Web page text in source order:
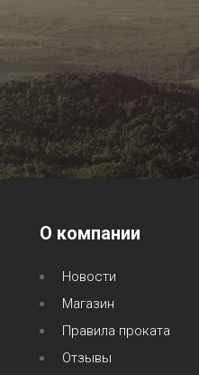
О компании
Новости
Магазин
Правила проката
Отзывы